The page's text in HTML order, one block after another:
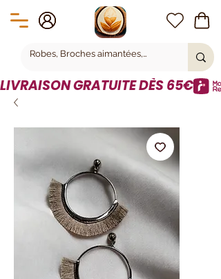
LIVRAISON GRATUITE DÈS 65€